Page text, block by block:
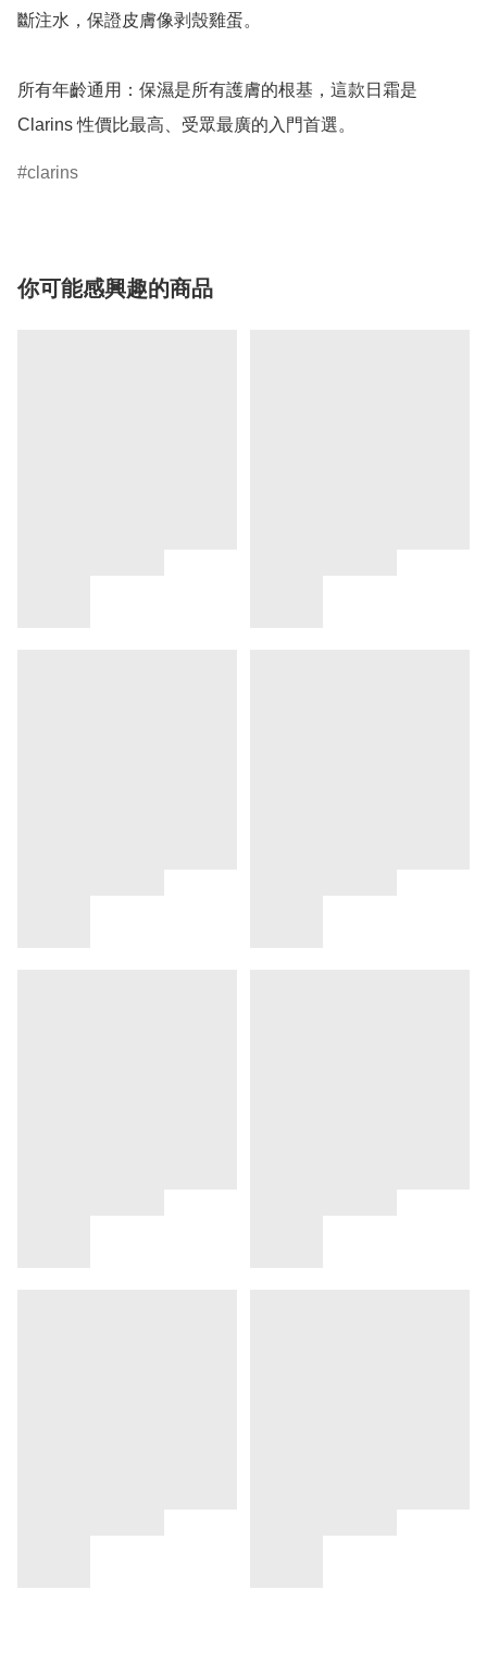
斷注水，保證皮膚像剥殼雞蛋。
所有年齡通用：保濕是所有護膚的根基，這款日霜是
Clarins 性價比最高、受眾最廣的入門首選。
clarins
你可能感興趣的商品